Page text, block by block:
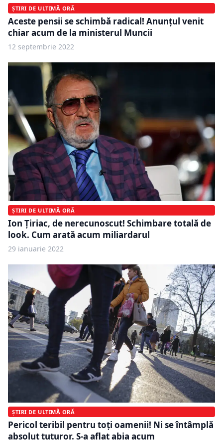
ȘTIRI DE ULTIMĂ ORĂ
Aceste pensii se schimbă radical! Anunțul venit
chiar acum de la ministerul Muncii
12 septembrie 2022
ȘTIRI DE ULTIMĂ ORĂ
Ion Țiriac, de nerecunoscut! Schimbare totală de
look. Cum arată acum miliardarul
29 ianuarie 2022
ȘTIRI DE ULTIMĂ ORĂ
Pericol teribil pentru toţi oamenii! Ni se întâmplă
absolut tuturor. S-a aflat abia acum